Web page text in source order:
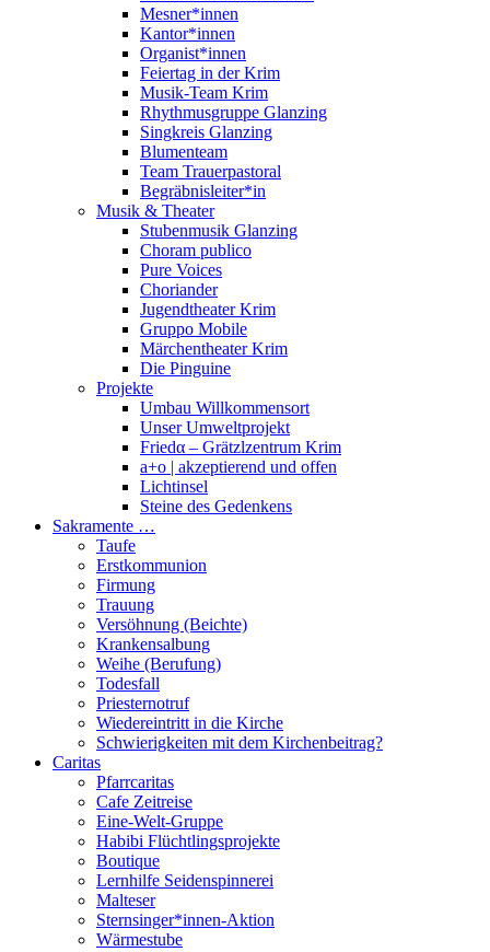
Mesner*innen
Kantor*innen
Organist*innen
Feiertag in der Krim
Musik-Team Krim
Rhythmusgruppe Glanzing
Singkreis Glanzing
Blumenteam
Team Trauerpastoral
Begräbnisleiter*in
Musik & Theater
Stubenmusik Glanzing
Choram publico
Pure Voices
Choriander
Jugendtheater Krim
Gruppo Mobile
Märchentheater Krim
Die Pinguine
Projekte
Umbau Willkommensort
Unser Umweltprojekt
Friedα – Grätzlzentrum Krim
a+o | akzeptierend und offen
Lichtinsel
Steine des Gedenkens
Sakramente …
Taufe
Erstkommunion
Firmung
Trauung
Versöhnung (Beichte)
Krankensalbung
Weihe (Berufung)
Todesfall
Priesternotruf
Wiedereintritt in die Kirche
Schwierigkeiten mit dem Kirchenbeitrag?
Caritas
Pfarrcaritas
Cafe Zeitreise
Eine-Welt-Gruppe
Habibi Flüchtlingsprojekte
Boutique
Lernhilfe Seidenspinnerei
Malteser
Sternsinger*innen-Aktion
Wärmestube